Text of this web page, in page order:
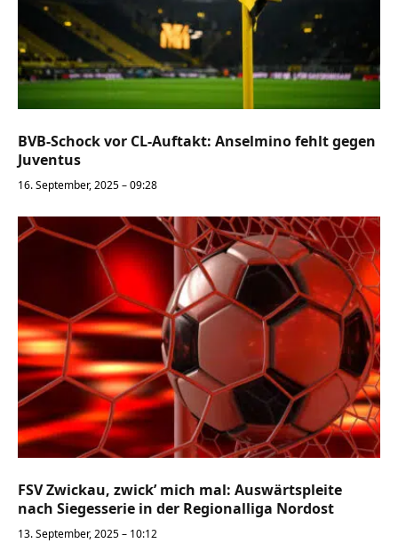
BVB-Schock vor CL-Auftakt: Anselmino fehlt gegen
Juventus
16. September, 2025 – 09:28
FSV Zwickau, zwick’ mich mal: Auswärtspleite
nach Siegesserie in der Regionalliga Nordost
13. September, 2025 – 10:12